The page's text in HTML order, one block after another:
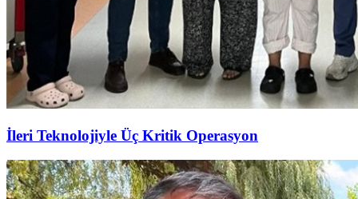
İleri Teknolojiyle Üç Kritik Operasyon